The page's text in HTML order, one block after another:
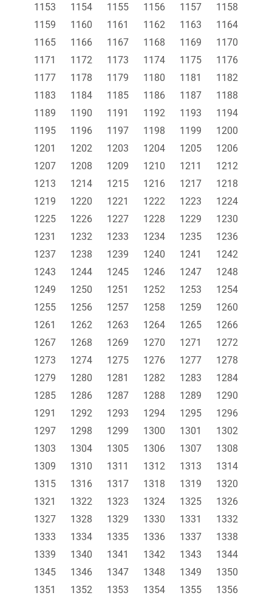
1153 1154 1155 1156 1157
1158
1159
1160 1161 1162 1163
1164
1165
1166 1167 1168 1169
1170
1171
1172 1173 1174 1175
1176
1177
1178 1179 1180 1181
1182
1183
1184 1185 1186 1187
1188
1189
1190 1191 1192 1193
1194
1195
1196 1197 1198 1199
1200
1201
1202 1203 1204 1205
1206
1207
1208 1209 1210 1211
1212
1213
1214 1215 1216 1217
1218
1219
1220 1221 1222 1223
1224
1225
1226 1227 1228 1229
1230
1231
1232 1233 1234 1235
1236
1237
1238 1239 1240 1241
1242
1243
1244 1245 1246 1247
1248
1249
1250 1251 1252 1253
1254
1255
1256 1257 1258 1259
1260
1261
1262 1263 1264 1265
1266
1267
1268 1269 1270 1271
1272
1273
1274 1275 1276 1277
1278
1279
1280 1281 1282 1283
1284
1285
1286 1287 1288 1289
1290
1291
1292 1293 1294 1295
1296
1297
1298 1299 1300 1301
1302
1303
1304 1305 1306 1307
1308
1309
1310 1311 1312 1313
1314
1315
1316 1317 1318 1319
1320
1321
1322 1323 1324 1325
1326
1327
1328 1329 1330 1331
1332
1333
1334 1335 1336 1337
1338
1339
1340 1341 1342 1343
1344
1345
1346 1347 1348 1349
1350
1351
1352 1353 1354 1355
1356